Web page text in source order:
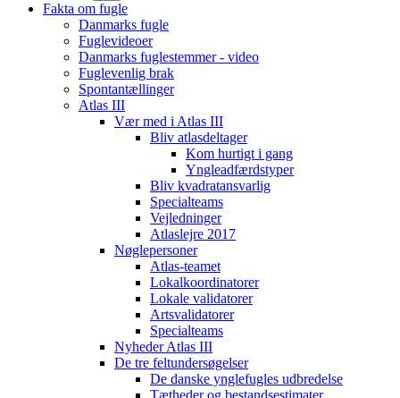
Fakta om fugle
Danmarks fugle
Fuglevideoer
Danmarks fuglestemmer - video
Fuglevenlig brak
Spontantællinger
Atlas III
Vær med i Atlas III
Bliv atlasdeltager
Kom hurtigt i gang
Yngleadfærdstyper
Bliv kvadratansvarlig
Specialteams
Vejledninger
Atlaslejre 2017
Nøglepersoner
Atlas-teamet
Lokalkoordinatorer
Lokale validatorer
Artsvalidatorer
Specialteams
Nyheder Atlas III
De tre feltundersøgelser
De danske ynglefugles udbredelse
Tætheder og bestandsestimater